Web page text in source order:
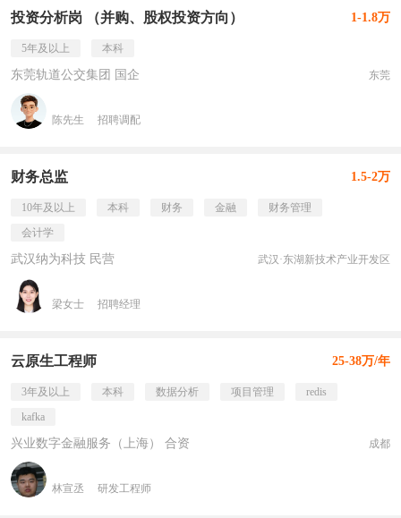
投资分析岗 （并购、股权投资方向） 1-1.8万
5年及以上 本科
东莞轨道公交集团 国企 东莞
陈先生 招聘调配
财务总监 1.5-2万
10年及以上 本科 财务 金融
财务管理
会计学
武汉纳为科技 民营 武汉·东湖新技术产业开发区
梁女士 招聘经理
云原生工程师 25-38万/年
3年及以上 本科 数据分析 项目管理
redis
kafka
兴业数字金融服务（上海） 合资 成都
林宣丞 研发工程师